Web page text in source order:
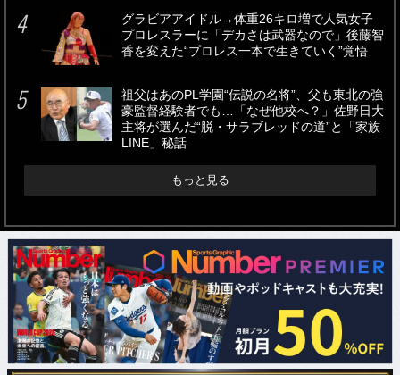
グラビアアイドル→体重26キロ増で人気女子
プロレスラーに「デカさは武器なので」後藤智
香を変えた“プロレス一本で生きていく”覚悟
祖父はあのPL学園“伝説の名将”、父も東北の強
豪監督経験者でも…「なぜ他校へ？」佐野日大
主将が選んだ“脱・サラブレッドの道”と「家族
LINE」秘話
もっと見る